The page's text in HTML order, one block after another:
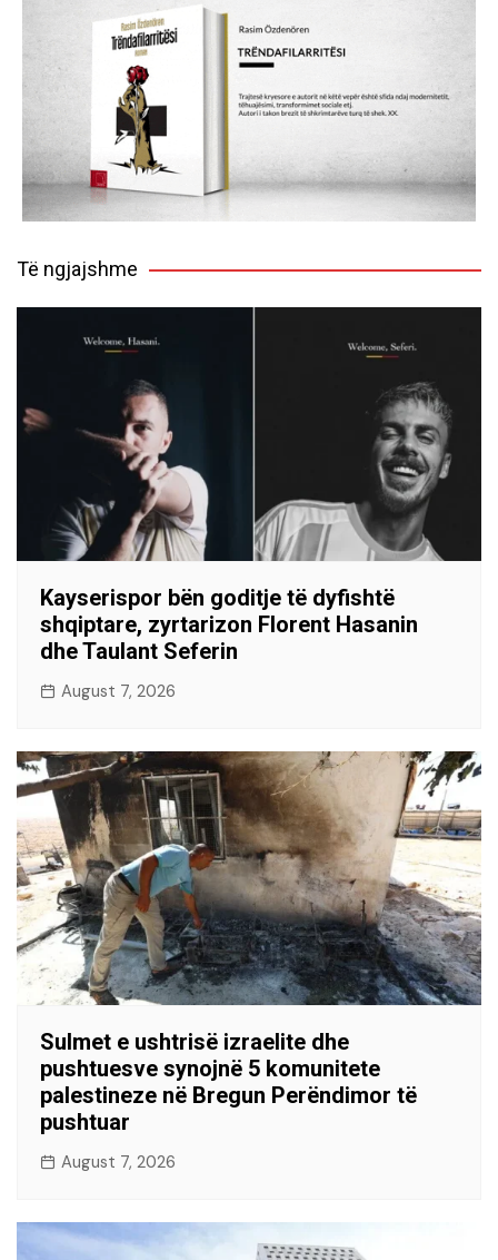
Të ngjajshme
Kayserispor bën goditje të dyfishtë
shqiptare, zyrtarizon Florent Hasanin
dhe Taulant Seferin
August 7, 2026
Sulmet e ushtrisë izraelite dhe
pushtuesve synojnë 5 komunitete
palestineze në Bregun Perëndimor të
pushtuar
August 7, 2026